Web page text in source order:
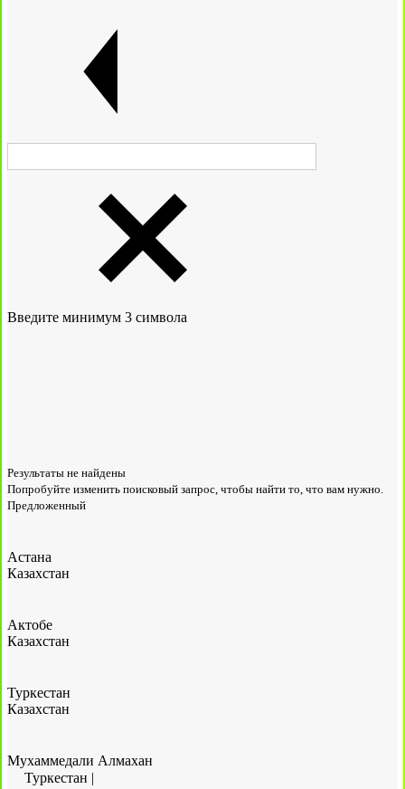
Введите минимум 3 символа
Результаты не найдены
Попробуйте изменить поисковый запрос, чтобы найти то, что вам нужно.
Предложенный
Астана
Казахстан
Актобе
Казахстан
Туркестан
Казахстан
Мухаммедали Алмахан
Туркестан |